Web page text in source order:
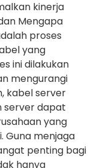
kinerja
Mengapa
proses
yang
ini dilakukan
mengurangi
kabel server
server dapat
yang
Guna menjaga
penting bagi
hanya